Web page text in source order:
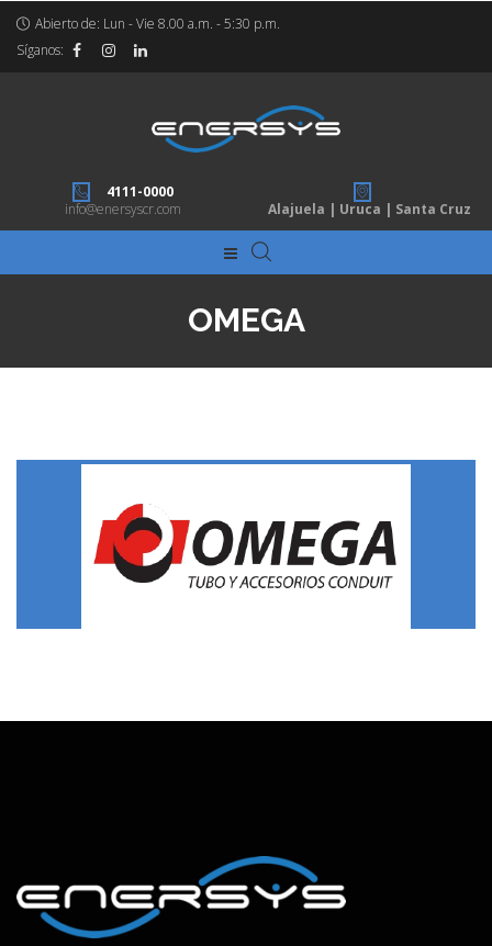
Abierto de: Lun - Vie 8.00 a.m. - 5:30 p.m.
Síganos:
4111-0000
info@enersyscr.com
Alajuela | Uruca | Santa Cruz
OMEGA